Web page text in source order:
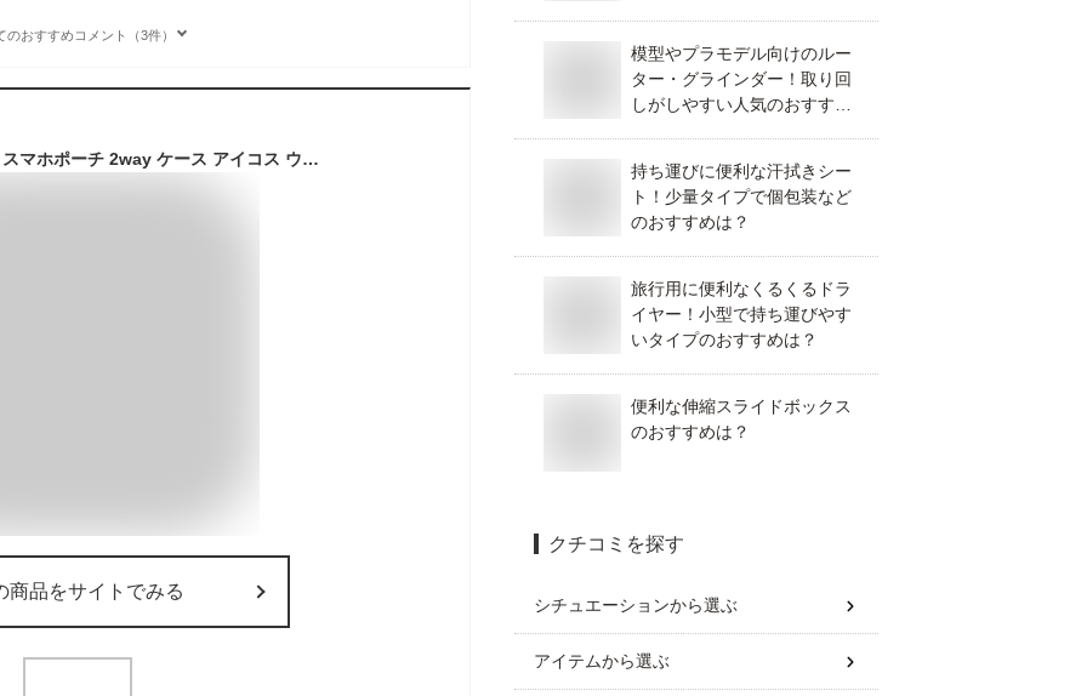
のおすすめコメント（3件）
スマホ ポーチ メンズ スマホポーチ 2way ケース アイコス ウエストポーチ 腰 スマホバッグ 男性用 スマートフォン 電子タバコ ケース iphone16 17 ベルトポーチ 携帯 カラビナ 煙草ケース たばこケース PUレザー VINT-BELT 父の日 プレゼント ギフト
商品をサイトでみる
模型やプラモデル向けのルー
ター・グラインダー！取り回
しがしやすい人気のおすすめ
持ち運びに便利な汗拭きシー
ト！少量タイプで個包装など
のおすすめは？
旅行用に便利なくるくるドラ
イヤー！小型で持ち運びやす
いタイプのおすすめは？
便利な伸縮スライドボックス
のおすすめは？
クチコミを探す
シチュエーションから選ぶ
アイテムから選ぶ